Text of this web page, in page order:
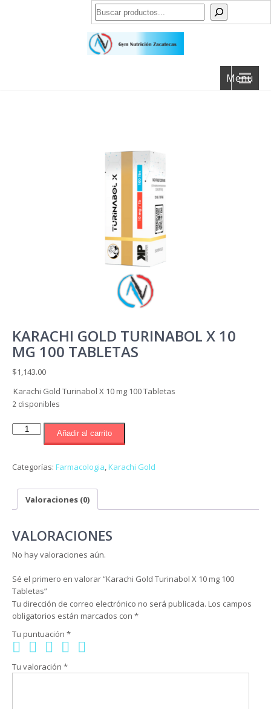
Buscar
Menu
KARACHI GOLD TURINABOL X 10
MG 100 TABLETAS
$1,143.00
Karachi Gold Turinabol X 10 mg 100 Tabletas
2 disponibles
Karachi
X
mg
Tabletas
Añadir al carrito
Categorías: Farmacologia,Karachi Gold
Valoraciones (0)
VALORACIONES
No hay valoraciones aún.
Sé el primero en valorar “Karachi Gold Turinabol X 10 mg 100
Tabletas”
Tu dirección de correo electrónico no será publicada. Los campos
obligatorios están marcados con *
Tu puntuación *
Tu valoración *